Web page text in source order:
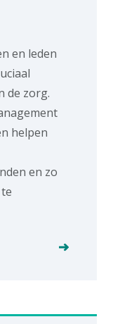
en leden
de zorg.
helpen
en zo